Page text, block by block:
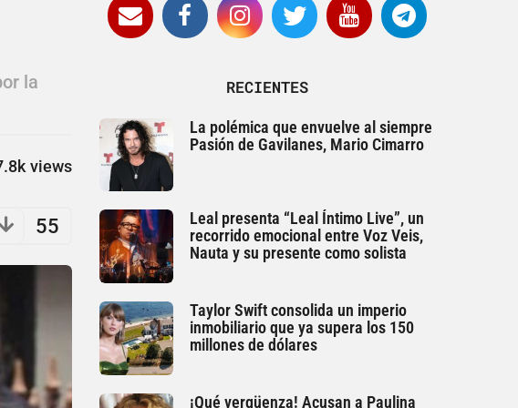
la
views
55
RECIENTES
La polémica que envuelve al siempre
Pasión de Gavilanes, Mario Cimarro
Leal presenta “Leal Íntimo Live”, un
recorrido emocional entre Voz Veis,
Nauta y su presente como solista
Taylor Swift consolida un imperio
inmobiliario que ya supera los 150
millones de dólares
¡Qué vergüenza! Acusan a Paulina